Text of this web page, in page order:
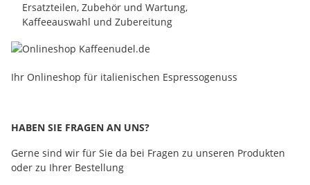
Ersatzteilen, Zubehör und Wartung,
Kaffeeauswahl und Zubereitung
Ihr Onlineshop für italienischen Espressogenuss
HABEN SIE FRAGEN AN UNS?
Gerne sind wir für Sie da bei Fragen zu unseren Produkten
oder zu Ihrer Bestellung